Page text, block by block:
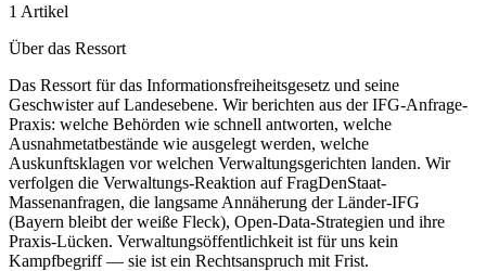
1 Artikel
Über das Ressort
Das Ressort für das Informationsfreiheitsgesetz und seine
Geschwister auf Landesebene. Wir berichten aus der IFG-Anfrage-
Praxis: welche Behörden wie schnell antworten, welche
Ausnahmetatbestände wie ausgelegt werden, welche
Auskunftsklagen vor welchen Verwaltungsgerichten landen. Wir
verfolgen die Verwaltungs-Reaktion auf FragDenStaat-
Massenanfragen, die langsame Annäherung der Länder-IFG
(Bayern bleibt der weiße Fleck), Open-Data-Strategien und ihre
Praxis-Lücken. Verwaltungsöffentlichkeit ist für uns kein
Kampfbegriff — sie ist ein Rechtsanspruch mit Frist.